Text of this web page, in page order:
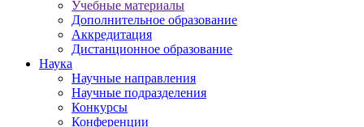
Учебные материалы
Дополнительное образование
Аккредитация
Дистанционное образование
Наука
Научные направления
Научные подразделения
Конкурсы
Конференции